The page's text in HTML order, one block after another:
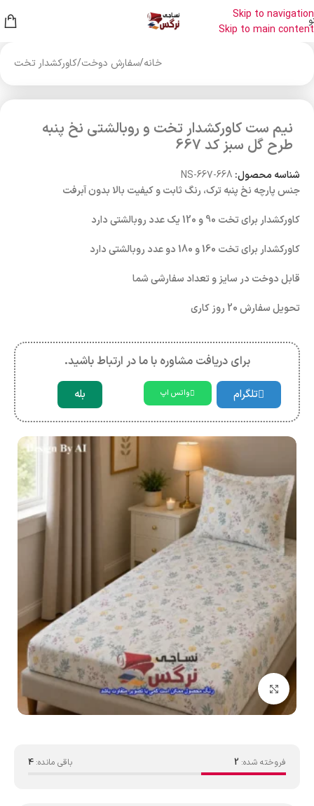
Skip to navigation
Skip to main content
خانه/سفارش دوخت/کاورکشدار تخت
نیم ست کاورکشدار تخت و روبالشتی نخ پنبه
طرح گل سبز کد 667
شناسه محصول: NS-667-668
جنس پارچه نخ پنبه ترک، رنگ ثابت و کیفیت بالا بدون آبرفت
کاورکشدار برای تخت 90 و 120 یک عدد روبالشتی دارد
کاورکشدار برای تخت 160 و 180 دو عدد روبالشتی دارد
قابل دوخت در سایز و تعداد سفارشی شما
تحویل سفارش 20 روز کاری
برای دریافت مشاوره با ما در ارتباط باشید.
تلگرام واتس اپ بله
بزرگنمایی تصویر
فروخته شده: 2 باقی مانده: 4